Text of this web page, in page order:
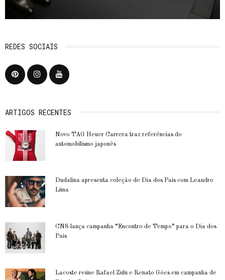
REDES SOCIAIS
ARTIGOS RECENTES
Novo TAG Heuer Carrera traz referências do
automobilismo japonês
Dudalina apresenta coleção de Dia dos Pais com Leandro
Lima
CNS lança campanha “Encontro de Tempo” para o Dia dos
Pais
Lacoste reúne Rafael Zulu e Renato Góes em campanha de